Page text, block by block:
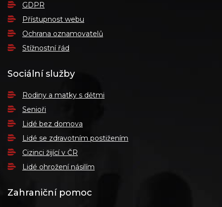
GDPR
Přístupnost webu
Ochrana oznamovatelů
Stížnostní řád
Sociální služby
Rodiny a matky s dětmi
Senioři
Lidé bez domova
Lidé se zdravotním postižením
Cizinci žijící v ČR
Lidé ohrožení násilím
Zahraniční pomoc